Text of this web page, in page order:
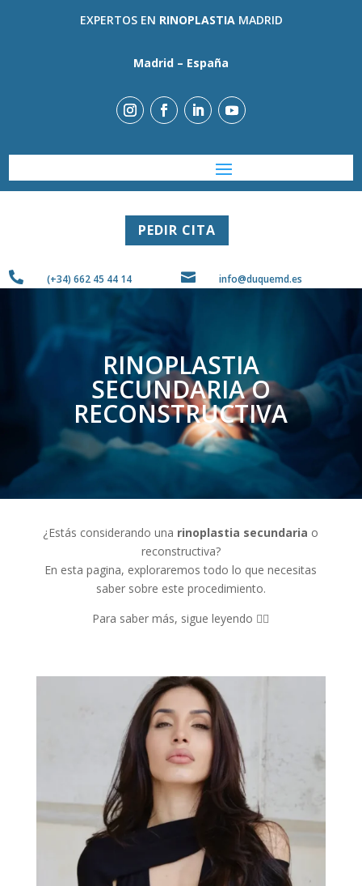
EXPERTOS EN RINOPLASTIAMADRID
Madrid – España
PEDIR CITA
 (+34) 662 45 44 14  info@duquemd.es
RINOPLASTIA
SECUNDARIA O
RECONSTRUCTIVA
¿Estás considerando una rinoplastia secundaria o
reconstructiva?
En esta pagina, exploraremos todo lo que necesitas
saber sobre este procedimiento.
Para saber más, sigue leyendo 👇🏻